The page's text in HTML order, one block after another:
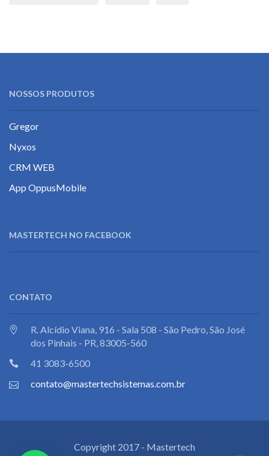
NOSSOS PRODUTOS
Gregor
Nyxos
CRM WEB
App OppusMobile
MASTERTECH NO FACEBOOK
CONTATO
R. Alcídio Viana, 916 - Sala 508 - São Pedro, São José
dos Pinhais - PR, 83005-560
41 3083-6500
contato@mastertechsistemas.com.br
Copyright 2017 - Mastertech